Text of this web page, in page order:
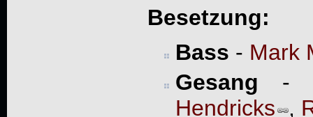
Besetzung:
Bass - Mark
Gesang
Hendricks ,